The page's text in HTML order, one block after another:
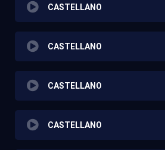
CASTELLANO
CASTELLANO
CASTELLANO
CASTELLANO